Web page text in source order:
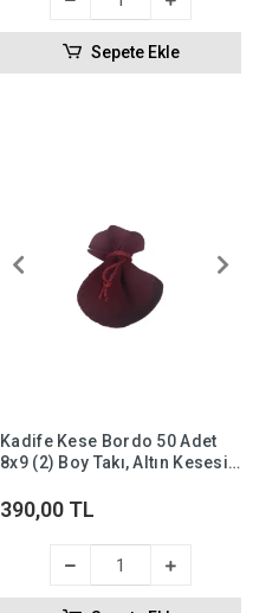
Sepete Ekle
Kadife Kese Bordo 50 Adet
8x9 (2) Boy Takı, Altın Kesesi
390,00 TL